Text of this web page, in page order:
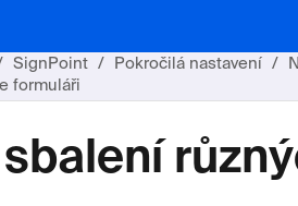
SignPoint Pokročilá nastavení
formuláři